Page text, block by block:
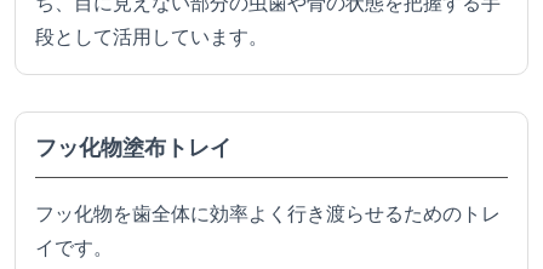
段として活用しています。
フッ化物塗布トレイ
フッ化物を歯全体に効率よく行き渡らせるためのトレ
イです。